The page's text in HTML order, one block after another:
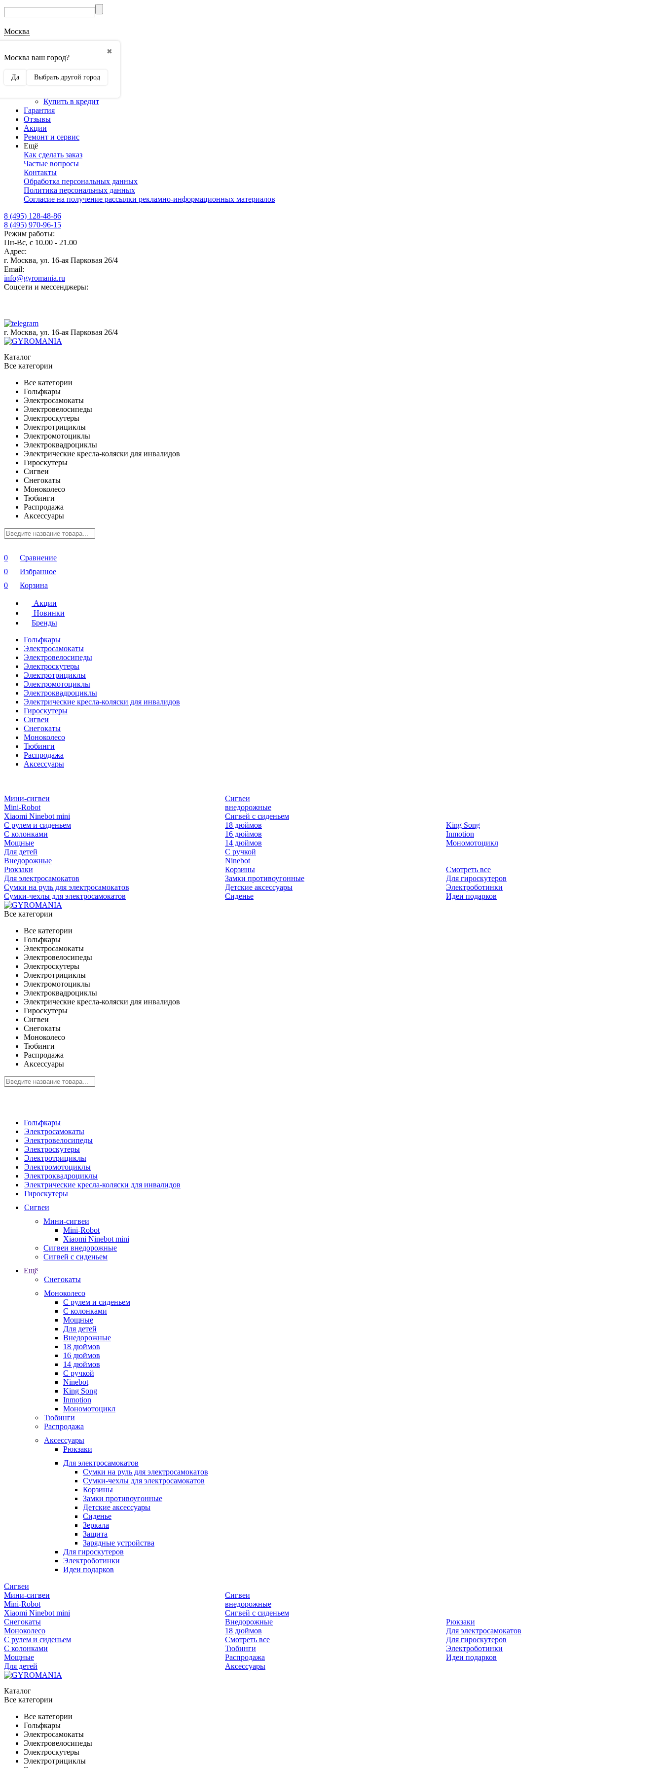
Москва
✖
Москва ваш город?
Да Выбрать другой город
Наши реквизиты
Оптовикам
Сотрудничество
Купить в кредит
Гарантия
Отзывы
Акции
Ремонт и сервис
Ещё
Как сделать заказ
Частые вопросы
Контакты
Обработка персональных данных
Политика персональных данных
Согласие на получение рассылки рекламно-информационных материалов
8 (495) 128-48-86
8 (495) 970-96-15
Режим работы:
Пн-Вс, с 10.00 - 21.00
Адрес:
г. Москва, ул. 16-ая Парковая 26/4
Email:
info@gyromania.ru
Соцсети и мессенджеры:
г. Москва, ул. 16-ая Парковая 26/4
Каталог
Все категории
Все категории
Гольфкары
Электросамокаты
Электровелосипеды
Электроскутеры
Электротрициклы
Электромотоциклы
Электроквадроциклы
Электрические кресла-коляски для инвалидов
Гироскутеры
Сигвеи
Снегокаты
Моноколесо
Тюбинги
Распродажа
Аксессуары
0
Сравнение
0
Избранное
0
Корзина
Акции
Новинки
Бренды
Гольфкары
Электросамокаты
Электровелосипеды
Электроскутеры
Электротрициклы
Электромотоциклы
Электроквадроциклы
Электрические кресла-коляски для инвалидов
Гироскутеры
Сигвеи
Снегокаты
Моноколесо
Тюбинги
Распродажа
Аксессуары
Мини-сигвеи
Mini-Robot
Xiaomi Ninebot mini
Сигвеи
внедорожные
Сигвей с сиденьем
С рулем и сиденьем
С колонками
Мощные
Для детей
Внедорожные
18 дюймов
16 дюймов
14 дюймов
С ручкой
Ninebot
King Song
Inmotion
Мономотоцикл
Рюкзаки
Для электросамокатов
Сумки на руль для электросамокатов
Сумки-чехлы для электросамокатов
Корзины
Замки противоугонные
Детские аксессуары
Сиденье
Смотреть все
Для гироскутеров
Электроботинки
Идеи подарков
Все категории
Все категории
Гольфкары
Электросамокаты
Электровелосипеды
Электроскутеры
Электротрициклы
Электромотоциклы
Электроквадроциклы
Электрические кресла-коляски для инвалидов
Гироскутеры
Сигвеи
Снегокаты
Моноколесо
Тюбинги
Распродажа
Аксессуары
Гольфкары
Электросамокаты
Электровелосипеды
Электроскутеры
Электротрициклы
Электромотоциклы
Электроквадроциклы
Электрические кресла-коляски для инвалидов
Гироскутеры
Сигвеи
Мини-сигвеи
Mini-Robot
Xiaomi Ninebot mini
Сигвеи внедорожные
Сигвей с сиденьем
Ещё
Снегокаты
Моноколесо
С рулем и сиденьем
С колонками
Мощные
Для детей
Внедорожные
18 дюймов
16 дюймов
14 дюймов
С ручкой
Ninebot
King Song
Inmotion
Мономотоцикл
Тюбинги
Распродажа
Аксессуары
Рюкзаки
Для электросамокатов
Сумки на руль для электросамокатов
Сумки-чехлы для электросамокатов
Корзины
Замки противоугонные
Детские аксессуары
Сиденье
Зеркала
Защита
Зарядные устройства
Для гироскутеров
Электроботинки
Идеи подарков
Сигвеи
Мини-сигвеи
Mini-Robot
Xiaomi Ninebot mini
Сигвеи
внедорожные
Сигвей с сиденьем
Снегокаты
Моноколесо
С рулем и сиденьем
С колонками
Мощные
Для детей
Внедорожные
18 дюймов
Смотреть все
Тюбинги
Распродажа
Аксессуары
Рюкзаки
Для электросамокатов
Для гироскутеров
Электроботинки
Идеи подарков
Каталог
Все категории
Все категории
Гольфкары
Электросамокаты
Электровелосипеды
Электроскутеры
Электротрициклы